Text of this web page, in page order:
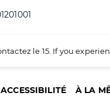
le 15. If you
ACCESSIBILITÉ À LA